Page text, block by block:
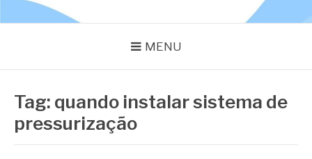
MENU
Tag: quando instalar sistema de
pressurização